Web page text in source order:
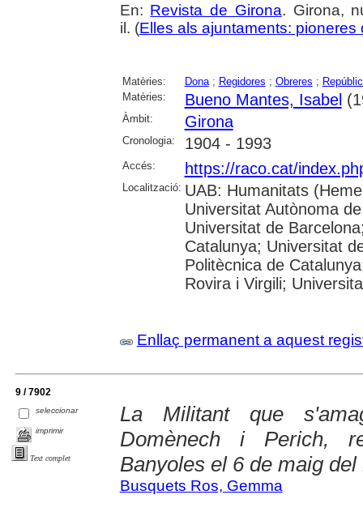
En: Revista de Girona. Girona,
il. (Elles als ajuntaments: pioneres
Matèries: Dona; Regidores ; Obreres ;
Matèries:
Bueno Mantes, Isabel
Àmbit: Girona
Cronologia: 1904 - 1993
Accés: https://raco.cat/
Localització: UAB: Humanitats
Universitat Autònoma
Universitat de
Catalunya; Universitat
Politècnica de
Rovira i Virgili;
Enllaç permanent a aquest
9 / 7902
seleccionar
imprimir
Text complet
La Militant que
Domènech i Perich,
Banyoles el 6 de maig del
Busquets Ros, Gemma